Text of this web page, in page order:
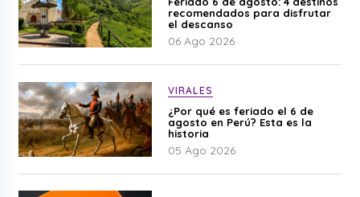
recomendados para disfrutar
el descanso
06 Ago 2026
VIRALES
¿Por qué es feriado el 6 de
agosto en Perú? Esta es la
historia
05 Ago 2026